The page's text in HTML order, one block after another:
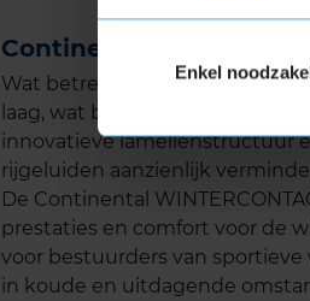
Enkel
Continental
Wat betreft geluid scoort de
laag, wat bijdraagt aan een
innovatieve lamellenstructuur
rijgeluiden aanzienlijk
De Continental
prestaties en comfort voor de
voor bestuurders van
in koude en uitdagende